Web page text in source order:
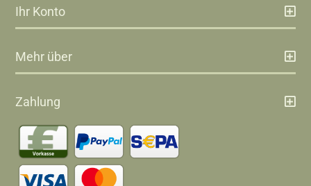
Ihr Konto
Mehr über
Zahlung